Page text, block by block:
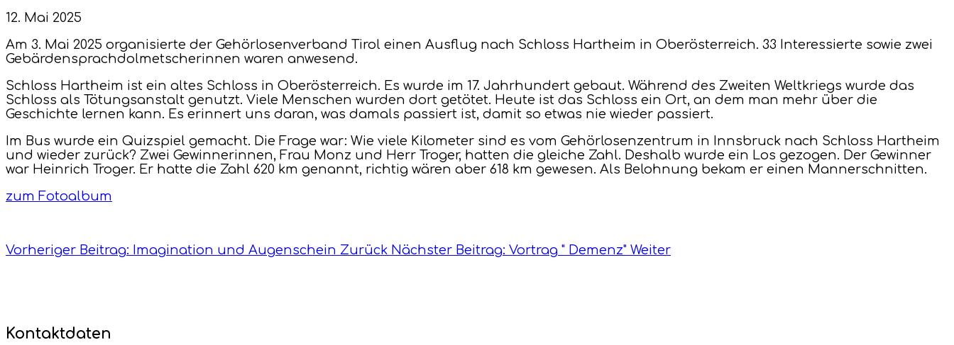
12. Mai 2025
Am 3. Mai 2025 organisierte der Gehörlosenverband Tirol einen Ausflug nach Schloss Hartheim in Oberösterreich. 33 Interessierte sowie zwei
Gebärdensprachdolmetscherinnen waren anwesend.
Schloss Hartheim ist ein altes Schloss in Oberösterreich. Es wurde im 17. Jahrhundert gebaut. Während des Zweiten Weltkriegs wurde das
Schloss als Tötungsanstalt genutzt. Viele Menschen wurden dort getötet. Heute ist das Schloss ein Ort, an dem man mehr über die
Geschichte lernen kann. Es erinnert uns daran, was damals passiert ist, damit so etwas nie wieder passiert.
Im Bus wurde ein Quizspiel gemacht. Die Frage war: Wie viele Kilometer sind es vom Gehörlosenzentrum in Innsbruck nach Schloss Hartheim
und wieder zurück? Zwei Gewinnerinnen, Frau Monz und Herr Troger, hatten die gleiche Zahl. Deshalb wurde ein Los gezogen. Der Gewinner
war Heinrich Troger. Er hatte die Zahl 620 km genannt, richtig wären aber 618 km gewesen. Als Belohnung bekam er einen Mannerschnitten.
zum Fotoalbum
Vorheriger Beitrag: Imagination und Augenschein Zurück Nächster Beitrag: Vortrag " Demenz" Weiter
Kontaktdaten